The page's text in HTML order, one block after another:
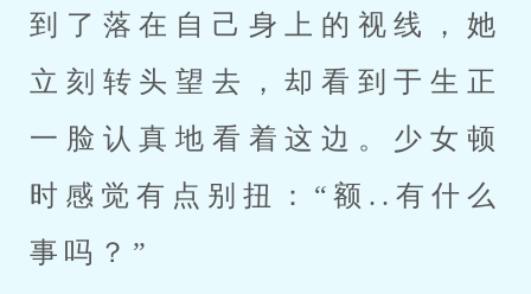
到了落在自己身上的视线，她
立刻转头望去，却看到于生正
一脸认真地看着这边。少女顿
时感觉有点别扭：“额..有什么
事吗？”